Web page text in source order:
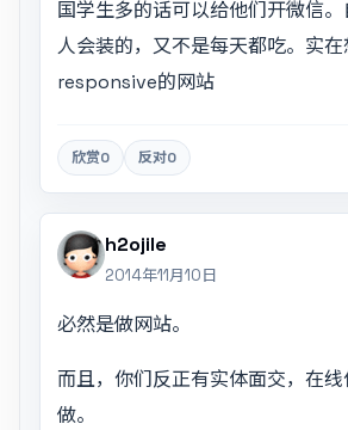
国学生多的话可以给他们开微信
人会装的，又不是每天都吃。实
responsive的网站
欣赏0 反对0
h2ojile
2014年11月10日
必然是做网站。
而且，你们反正有实体面交，在
做。